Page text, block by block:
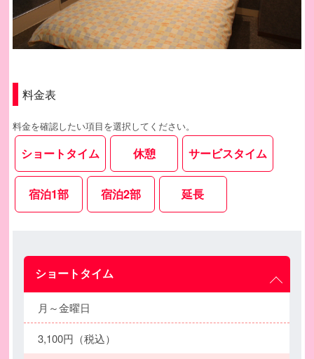
料金表
料金を確認したい項目を選択してください。
ショートタイム 休憩 サービスタイム
宿泊1部 宿泊2部 延長
ショートタイム
月～金曜日
3,100円（税込）